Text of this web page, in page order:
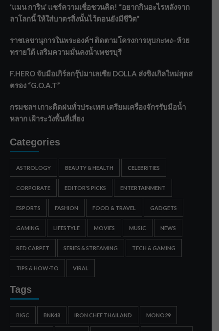
‘แมน การิน’ แชร์ความเชื่อชวนคิด! “อยากกินอะไรหลังจาก
ลาโลกนี้ ให้ใส่บาตรสิ่งนั้นไว้ตอนยังมีชีวิต”
ราชเลขานุการในพระองค์ฯ ติดตามโครงการหุบกะพง–ห้วย
ทรายใต้ เสริมความมั่นคงน้ำเพชรบุรี
F.HERO จับมือเกิร์ลกรุ๊ปมาเลเซีย DOLLA ส่งซิงเกิลใหม่สุดส
ตรอง “G.O.A.T”
กรมชลฯ เกาะติดฝนทั่วประเทศ เตรียมเครื่องจักรรับมือน้ำ
หลาก เฝ้าระวังพื้นที่เสี่ยง
Categories
ASTROLOGY BEAUTY & HEALTH CELEBRITIES
CORPORATE EDITOR'S PICKS ENTERTAINMENT
ESPORTS FASHION FOOD & TRAVEL GADGETS
GAMING LIFESTYLE MOVIES MUSIC NEWS
RED CARPET SERIES & STREAMING TECH & GAMING
TIPS & HOW-TO VIRAL
Tags
BIGC BNK48 IRON CHEF THAILAND MONO29